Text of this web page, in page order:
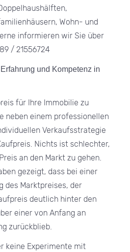
Wohn- und
informieren wir Sie über
/ 21556724
und Kompetenz in
für Ihre Immobilie zu
neben einem professionellen
Verkaufsstrategie
Nichts ist schlechter,
an den Markt zu gehen.
gezeigt, dass bei einer
des Marktpreises, der
deutlich hinter den
einer von Anfang an
zurückblieb.
keine Experimente mit